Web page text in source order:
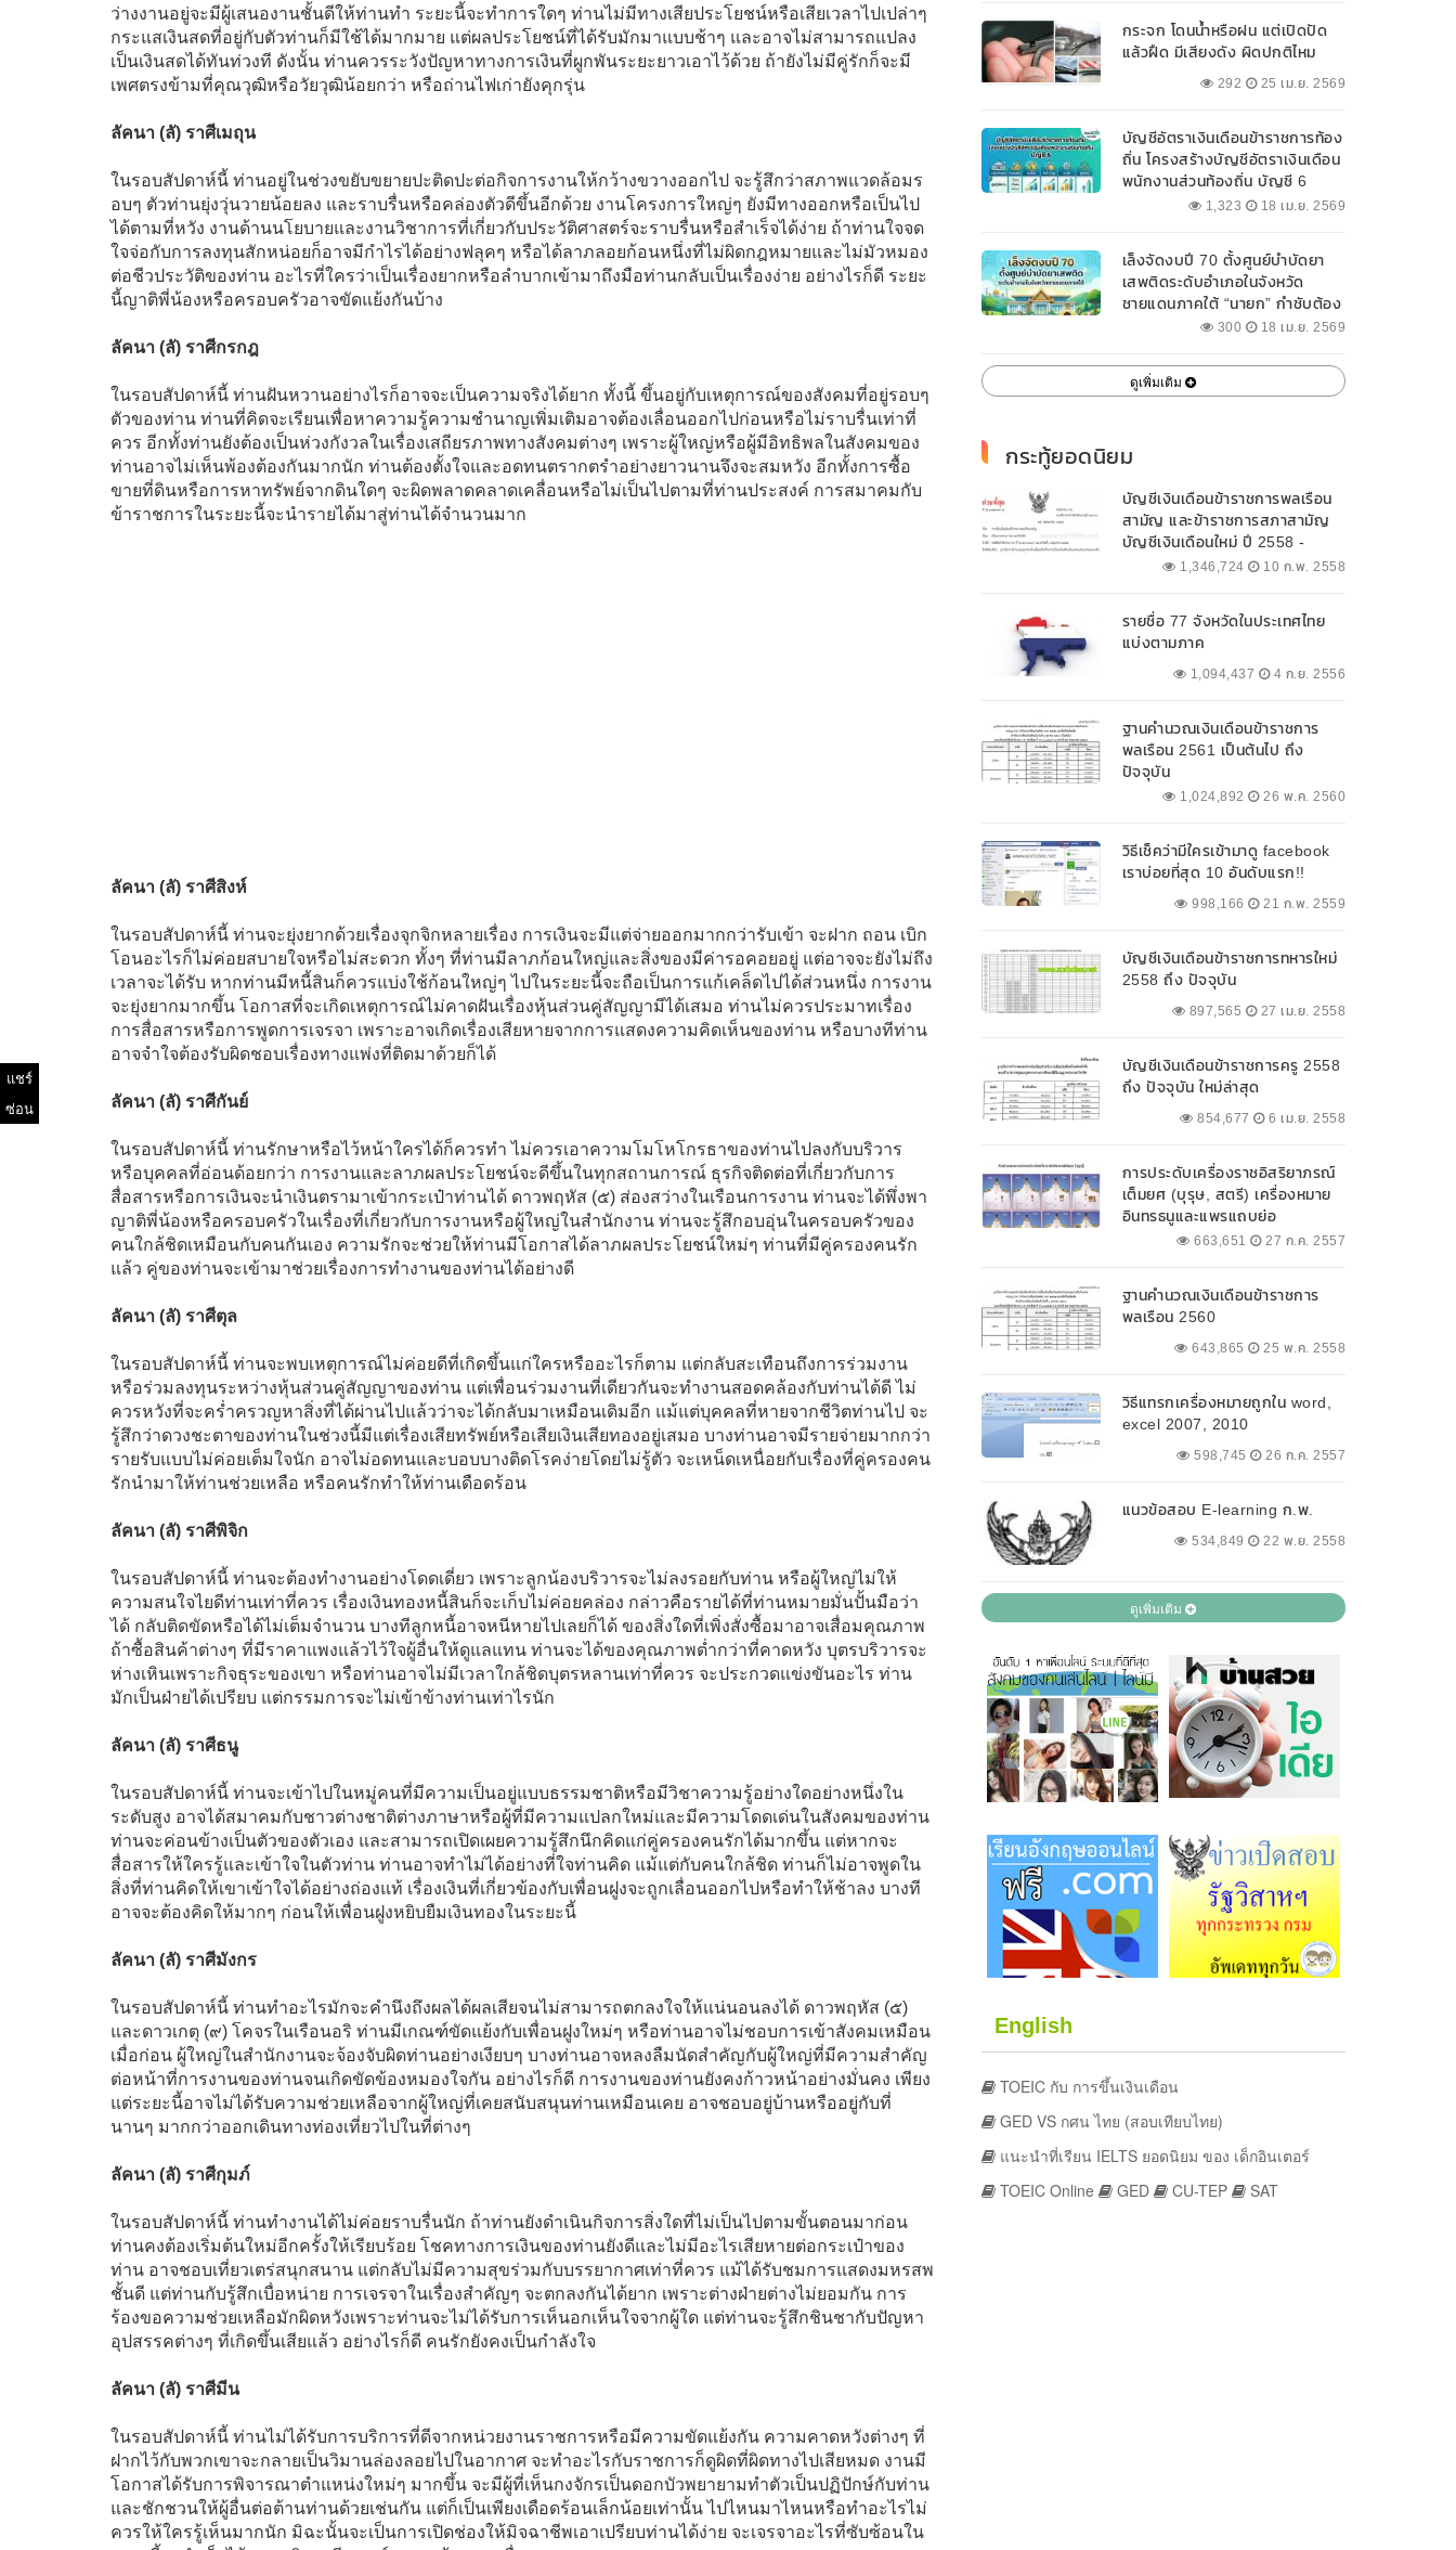
ว่างงานอยู่จะมีผู้เสนองานชั้นดีให้ท่านทำ ระยะนี้จะทำการใดๆ ท่านไม่มีทางเสียประโยชน์หรือเสียเวลาไปเปล่าๆ
กระแสเงินสดที่อยู่กับตัวท่านก็มีใช้ได้มากมาย แต่ผลประโยชน์ที่ได้รับมักมาแบบช้าๆ และอาจไม่สามารถแปลง
เป็นเงินสดได้ทันท่วงที ดังนั้น ท่านควรระวังปัญหาทางการเงินที่ผูกพันระยะยาวเอาไว้ด้วย ถ้ายังไม่มีคู่รักก็จะมี
เพศตรงข้ามที่คุณวุฒิหรือวัยวุฒิน้อยกว่า หรือถ่านไฟเก่ายังคุกรุ่น
ลัคนา (ลั) ราศีเมถุน
ในรอบสัปดาห์นี้ ท่านอยู่ในช่วงขยับขยายปะติดปะต่อกิจการงานให้กว้างขวางออกไป จะรู้สึกว่าสภาพแวดล้อมร
อบๆ ตัวท่านยุ่งวุ่นวายน้อยลง และราบรื่นหรือคล่องตัวดีขึ้นอีกด้วย งานโครงการใหญ่ๆ ยังมีทางออกหรือเป็นไป
ได้ตามที่หวัง งานด้านนโยบายและงานวิชาการที่เกี่ยวกับประวัติศาสตร์จะราบรื่นหรือสำเร็จได้ง่าย ถ้าท่านใจจด
ใจจ่อกับการลงทุนสักหน่อยก็อาจมีกำไรได้อย่างฟลุคๆ หรือได้ลาภลอยก้อนหนึ่งที่ไม่ผิดกฎหมายและไม่มัวหมอง
ต่อชีวประวัติของท่าน อะไรที่ใครว่าเป็นเรื่องยากหรือลำบากเข้ามาถึงมือท่านกลับเป็นเรื่องง่าย อย่างไรก็ดี ระยะ
นี้ญาติพี่น้องหรือครอบครัวอาจขัดแย้งกันบ้าง
ลัคนา (ลั) ราศีกรกฎ
ในรอบสัปดาห์นี้ ท่านฝันหวานอย่างไรก็อาจจะเป็นความจริงได้ยาก ทั้งนี้ ขึ้นอยู่กับเหตุการณ์ของสังคมที่อยู่รอบๆ
ตัวของท่าน ท่านที่คิดจะเรียนเพื่อหาความรู้ความชำนาญเพิ่มเติมอาจต้องเลื่อนออกไปก่อนหรือไม่ราบรื่นเท่าที่
ควร อีกทั้งท่านยังต้องเป็นห่วงกังวลในเรื่องเสถียรภาพทางสังคมต่างๆ เพราะผู้ใหญ่หรือผู้มีอิทธิพลในสังคมของ
ท่านอาจไม่เห็นพ้องต้องกันมากนัก ท่านต้องตั้งใจและอดทนตรากตรำอย่างยาวนานจึงจะสมหวัง อีกทั้งการซื้อ
ขายที่ดินหรือการหาทรัพย์จากดินใดๆ จะผิดพลาดคลาดเคลื่อนหรือไม่เป็นไปตามที่ท่านประสงค์ การสมาคมกับ
ข้าราชการในระยะนี้จะนำรายได้มาสู่ท่านได้จำนวนมาก
ลัคนา (ลั) ราศีสิงห์
ในรอบสัปดาห์นี้ ท่านจะยุ่งยากด้วยเรื่องจุกจิกหลายเรื่อง การเงินจะมีแต่จ่ายออกมากกว่ารับเข้า จะฝาก ถอน เบิก
โอนอะไรก็ไม่ค่อยสบายใจหรือไม่สะดวก ทั้งๆ ที่ท่านมีลาภก้อนใหญ่และสิ่งของมีค่ารอคอยอยู่ แต่อาจจะยังไม่ถึง
เวลาจะได้รับ หากท่านมีหนี้สินก็ควรแบ่งใช้ก้อนใหญ่ๆ ไปในระยะนี้จะถือเป็นการแก้เคล็ดไปได้ส่วนหนึ่ง การงาน
จะยุ่งยากมากขึ้น โอกาสที่จะเกิดเหตุการณ์ไม่คาดฝันเรื่องหุ้นส่วนคู่สัญญามีได้เสมอ ท่านไม่ควรประมาทเรื่อง
การสื่อสารหรือการพูดการเจรจา เพราะอาจเกิดเรื่องเสียหายจากการแสดงความคิดเห็นของท่าน หรือบางทีท่าน
อาจจำใจต้องรับผิดชอบเรื่องทางแพ่งที่ติดมาด้วยก็ได้
ลัคนา (ลั) ราศีกันย์
ในรอบสัปดาห์นี้ ท่านรักษาหรือไว้หน้าใครได้ก็ควรทำ ไม่ควรเอาความโมโหโกรธาของท่านไปลงกับบริวาร
หรือบุคคลที่อ่อนด้อยกว่า การงานและลาภผลประโยชน์จะดีขึ้นในทุกสถานการณ์ ธุรกิจติดต่อที่เกี่ยวกับการ
สื่อสารหรือการเงินจะนำเงินตรามาเข้ากระเป๋าท่านได้ ดาวพฤหัส (๕) ส่องสว่างในเรือนการงาน ท่านจะได้พึ่งพา
ญาติพี่น้องหรือครอบครัวในเรื่องที่เกี่ยวกับการงานหรือผู้ใหญ่ในสำนักงาน ท่านจะรู้สึกอบอุ่นในครอบครัวของ
คนใกล้ชิดเหมือนกับคนกันเอง ความรักจะช่วยให้ท่านมีโอกาสได้ลาภผลประโยชน์ใหม่ๆ ท่านที่มีคู่ครองคนรัก
แล้ว คู่ของท่านจะเข้ามาช่วยเรื่องการทำงานของท่านได้อย่างดี
ลัคนา (ลั) ราศีตุล
ในรอบสัปดาห์นี้ ท่านจะพบเหตุการณ์ไม่ค่อยดีที่เกิดขึ้นแก่ใครหรืออะไรก็ตาม แต่กลับสะเทือนถึงการร่วมงาน
หรือร่วมลงทุนระหว่างหุ้นส่วนคู่สัญญาของท่าน แต่เพื่อนร่วมงานที่เดียวกันจะทำงานสอดคล้องกับท่านได้ดี ไม่
ควรหวังที่จะคร่ำครวญหาสิ่งที่ได้ผ่านไปแล้วว่าจะได้กลับมาเหมือนเดิมอีก แม้แต่บุคคลที่หายจากชีวิตท่านไป จะ
รู้สึกว่าดวงชะตาของท่านในช่วงนี้มีแต่เรื่องเสียทรัพย์หรือเสียเงินเสียทองอยู่เสมอ บางท่านอาจมีรายจ่ายมากกว่า
รายรับแบบไม่ค่อยเต็มใจนัก อาจไม่อดทนและบอบบางติดโรคง่ายโดยไม่รู้ตัว จะเหน็ดเหนื่อยกับเรื่องที่คู่ครองคน
รักนำมาให้ท่านช่วยเหลือ หรือคนรักทำให้ท่านเดือดร้อน
ลัคนา (ลั) ราศีพิจิก
ในรอบสัปดาห์นี้ ท่านจะต้องทำงานอย่างโดดเดี่ยว เพราะลูกน้องบริวารจะไม่ลงรอยกับท่าน หรือผู้ใหญ่ไม่ให้
ความสนใจไยดีท่านเท่าที่ควร เรื่องเงินทองหนี้สินก็จะเก็บไม่ค่อยคล่อง กล่าวคือรายได้ที่ท่านหมายมั่นปั้นมือว่า
ได้ กลับติดขัดหรือได้ไม่เต็มจำนวน บางทีลูกหนี้อาจหนีหายไปเลยก็ได้ ของสิ่งใดที่เพิ่งสั่งซื้อมาอาจเสื่อมคุณภาพ
ถ้าซื้อสินค้าต่างๆ ที่มีราคาแพงแล้วไว้ใจผู้อื่นให้ดูแลแทน ท่านจะได้ของคุณภาพต่ำกว่าที่คาดหวัง บุตรบริวารจะ
ห่างเหินเพราะกิจธุระของเขา หรือท่านอาจไม่มีเวลาใกล้ชิดบุตรหลานเท่าที่ควร จะประกวดแข่งขันอะไร ท่าน
มักเป็นฝ่ายได้เปรียบ แต่กรรมการจะไม่เข้าข้างท่านเท่าไรนัก
ลัคนา (ลั) ราศีธนู
ในรอบสัปดาห์นี้ ท่านจะเข้าไปในหมู่คนที่มีความเป็นอยู่แบบธรรมชาติหรือมีวิชาความรู้อย่างใดอย่างหนึ่งใน
ระดับสูง อาจได้สมาคมกับชาวต่างชาติต่างภาษาหรือผู้ที่มีความแปลกใหม่และมีความโดดเด่นในสังคมของท่าน
ท่านจะค่อนข้างเป็นตัวของตัวเอง และสามารถเปิดเผยความรู้สึกนึกคิดแก่คู่ครองคนรักได้มากขึ้น แต่หากจะ
สื่อสารให้ใครรู้และเข้าใจในตัวท่าน ท่านอาจทำไม่ได้อย่างที่ใจท่านคิด แม้แต่กับคนใกล้ชิด ท่านก็ไม่อาจพูดใน
สิ่งที่ท่านคิดให้เขาเข้าใจได้อย่างถ่องแท้ เรื่องเงินที่เกี่ยวข้องกับเพื่อนฝูงจะถูกเลื่อนออกไปหรือทำให้ช้าลง บางที
อาจจะต้องคิดให้มากๆ ก่อนให้เพื่อนฝูงหยิบยืมเงินทองในระยะนี้
ลัคนา (ลั) ราศีมังกร
ในรอบสัปดาห์นี้ ท่านทำอะไรมักจะคำนึงถึงผลได้ผลเสียจนไม่สามารถตกลงใจให้แน่นอนลงได้ ดาวพฤหัส (๕)
และดาวเกตุ (๙) โคจรในเรือนอริ ท่านมีเกณฑ์ขัดแย้งกับเพื่อนฝูงใหม่ๆ หรือท่านอาจไม่ชอบการเข้าสังคมเหมือน
เมื่อก่อน ผู้ใหญ่ในสำนักงานจะจ้องจับผิดท่านอย่างเงียบๆ บางท่านอาจหลงลืมนัดสำคัญกับผู้ใหญ่ที่มีความสำคัญ
ต่อหน้าที่การงานของท่านจนเกิดขัดข้องหมองใจกัน อย่างไรก็ดี การงานของท่านยังคงก้าวหน้าอย่างมั่นคง เพียง
แต่ระยะนี้อาจไม่ได้รับความช่วยเหลือจากผู้ใหญ่ที่เคยสนับสนุนท่านเหมือนเคย อาจชอบอยู่บ้านหรืออยู่กับที่
นานๆ มากกว่าออกเดินทางท่องเที่ยวไปในที่ต่างๆ
ลัคนา (ลั) ราศีกุมภ์
ในรอบสัปดาห์นี้ ท่านทำงานได้ไม่ค่อยราบรื่นนัก ถ้าท่านยังดำเนินกิจการสิ่งใดที่ไม่เป็นไปตามขั้นตอนมาก่อน
ท่านคงต้องเริ่มต้นใหม่อีกครั้งให้เรียบร้อย โชคทางการเงินของท่านยังดีและไม่มีอะไรเสียหายต่อกระเป๋าของ
ท่าน อาจชอบเที่ยวเตร่สนุกสนาน แต่กลับไม่มีความสุขร่วมกับบรรยากาศเท่าที่ควร แม้ได้รับชมการแสดงมหรสพ
ชั้นดี แต่ท่านกับรู้สึกเบื่อหน่าย การเจรจาในเรื่องสำคัญๆ จะตกลงกันได้ยาก เพราะต่างฝ่ายต่างไม่ยอมกัน การ
ร้องขอความช่วยเหลือมักผิดหวังเพราะท่านจะไม่ได้รับการเห็นอกเห็นใจจากผู้ใด แต่ท่านจะรู้สึกชินชากับปัญหา
อุปสรรคต่างๆ ที่เกิดขึ้นเสียแล้ว อย่างไรก็ดี คนรักยังคงเป็นกำลังใจ
ลัคนา (ลั) ราศีมีน
ในรอบสัปดาห์นี้ ท่านไม่ได้รับการบริการที่ดีจากหน่วยงานราชการหรือมีความขัดแย้งกัน ความคาดหวังต่างๆ ที่
ฝากไว้กับพวกเขาจะกลายเป็นวิมานล่องลอยไปในอากาศ จะทำอะไรกับราชการก็ดูผิดที่ผิดทางไปเสียหมด งานมี
โอกาสได้รับการพิจารณาตำแหน่งใหม่ๆ มากขึ้น จะมีผู้ที่เห็นกงจักรเป็นดอกบัวพยายามทำตัวเป็นปฏิปักษ์กับท่าน
และชักชวนให้ผู้อื่นต่อต้านท่านด้วยเช่นกัน แต่ก็เป็นเพียงเดือดร้อนเล็กน้อยเท่านั้น ไปไหนมาไหนหรือทำอะไรไม่
ควรให้ใครรู้เห็นมากนัก มิฉะนั้นจะเป็นการเปิดช่องให้มิจฉาชีพเอาเปรียบท่านได้ง่าย จะเจรจาอะไรที่ซับซ้อนใน
แชร์
ซ่อน
กระจก โดนน้ำหรือฝน แต่เปิดปัด
แล้วฝืด มีเสียงดัง ผิดปกติไหม
292 25 เม.ย. 2569
บัญชีอัตราเงินเดือนข้าราชการท้อง
ถิ่น โครงสร้างบัญชีอัตราเงินเดือน
พนักงานส่วนท้องถิ่น บัญชี 6
1,323 18 เม.ย. 2569
เล็งจัดงบปี 70 ตั้งศูนย์บำบัดยา
เสพติดระดับอำเภอในจังหวัด
ชายแดนภาคใต้ “นายก” กำชับต้อง
ออกแบบเฉพาะให้สอดคล้องกับ
300 18 เม.ย. 2569
ดูเพิ่มเติม
กระทู้ยอดนิยม
บัญชีเงินเดือนข้าราชการพลเรือน
สามัญ และข้าราชการสภาสามัญ
บัญชีเงินเดือนใหม่ ปี 2558 -
2562 ปัจจุบัน1,346,724 10 ก.พ. 2558
รายชื่อ 77 จังหวัดในประเทศไทย
แบ่งตามภาค
1,094,437 4 ก.ย. 2556
ฐานคำนวณเงินเดือนข้าราชการ
พลเรือน 2561 เป็นต้นไป ถึง
ปัจจุบัน
1,024,892 26 พ.ค. 2560
วิธีเช็คว่ามีใครเข้ามาดู facebook
เราบ่อยที่สุด 10 อันดับแรก!!
998,166 21 ก.พ. 2559
บัญชีเงินเดือนข้าราชการทหารใหม่
2558 ถึง ปัจจุบัน
897,565 27 เม.ย. 2558
บัญชีเงินเดือนข้าราชการครู 2558
ถึง ปัจจุบัน ใหม่ล่าสุด
854,677 6 เม.ย. 2558
การประดับเครื่องราชอิสริยาภรณ์
เต็มยศ (บุรุษ, สตรี) เครื่องหมาย
อินทรธนูและแพรแถบย่อ
663,651 27 ก.ค. 2557
ฐานคำนวณเงินเดือนข้าราชการ
พลเรือน 2560
643,865 25 พ.ค. 2558
วิธีแทรกเครื่องหมายถูกใน word,
excel 2007, 2010
598,745 26 ก.ค. 2557
แนวข้อสอบ E-learning ก.พ.
534,849 22 พ.ย. 2558
ดูเพิ่มเติม
English
TOEIC กับ การขึ้นเงินเดือน
GED VS กศน ไทย (สอบเทียบไทย)
แนะนำที่เรียน IELTS ยอดนิยม ของ เด็กอินเตอร์
TOEIC Online
GED CU-TEP SAT